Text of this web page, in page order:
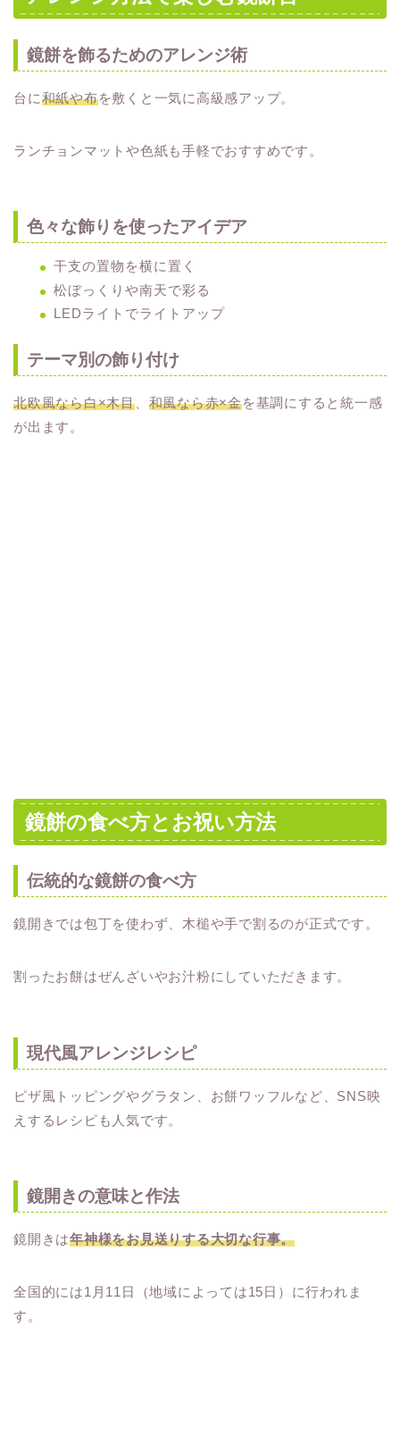
鏡餅を飾るためのアレンジ術
台に和紙や布を敷くと一気に高級感アップ。
ランチョンマットや色紙も手軽でおすすめです。
色々な飾りを使ったアイデア
干支の置物を横に置く
松ぼっくりや南天で彩る
LEDライトでライトアップ
テーマ別の飾り付け
北欧風なら白×木目、 和風なら赤×金を基調にすると統一感
が出ます。
鏡餅の食べ方とお祝い方法
伝統的な鏡餅の食べ方
鏡開きでは包丁を使わず、木槌や手で割るのが正式です。
割ったお餅はぜんざいやお汁粉にしていただきます。
現代風アレンジレシピ
ピザ風トッピングやグラタン、お餅ワッフルなど、SNS映
えするレシピも人気です。
鏡開きの意味と作法
鏡開きは年神様をお見送りする大切な行事。
全国的には1月11日（地域によっては15日）に行われま
す。